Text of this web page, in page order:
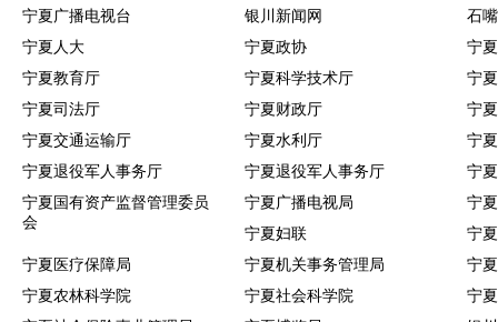
宁夏广播电视台
银川新闻网
石
宁夏人大
宁夏政协
宁
宁夏教育厅
宁夏科学技术厅
宁
宁夏司法厅
宁夏财政厅
宁
宁夏交通运输厅
宁夏水利厅
宁
宁夏退役军人事务厅
宁夏退役军人事务厅
宁
宁夏国有资产监督管理委员
会
宁夏广播电视局
宁
宁夏妇联
宁
宁夏医疗保障局
宁夏机关事务管理局
宁
宁夏农林科学院
宁夏社会科学院
宁